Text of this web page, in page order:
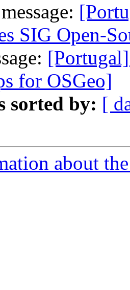
SIG Open-
for OSGeo]
sorted by: [
about